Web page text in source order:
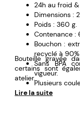
24h au froid &
Dimensions :
Poids : 360 g.
Contenance :
Bouchon :
recyclé à
Sans BPA
vigueur.
Plusieurs
Marquage :
Bouteille gravée
certains sont
atelier.
Lire la suite